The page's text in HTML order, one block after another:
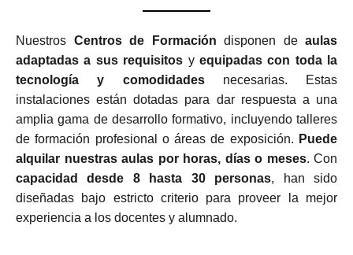
Nuestros Centros de Formación disponen de aulas
adaptadas a sus requisitos y equipadas con toda la
tecnología y comodidadesnecesarias. Estas
instalaciones están dotadas para dar respuesta a una
amplia gama de desarrollo formativo, incluyendo talleres
de formación profesional o áreas de exposición. Puede
alquilar nuestras aulas por horas, días o meses. Con
capacidad desde 8 hasta 30 personas, han sido
diseñadas bajo estricto criterio para proveer la mejor
experiencia a los docentes y alumnado.